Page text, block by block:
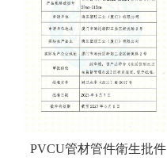
PVCU管材管件衛生批件